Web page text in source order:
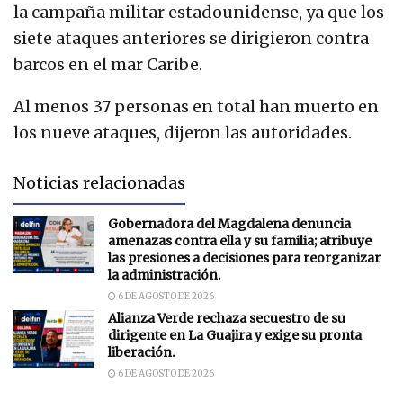
la campaña militar estadounidense, ya que los
siete ataques anteriores se dirigieron contra
barcos en el mar Caribe.
Al menos 37 personas en total han muerto en
los nueve ataques, dijeron las autoridades.
Noticias relacionadas
Gobernadora del Magdalena denuncia
amenazas contra ella y su familia; atribuye
las presiones a decisiones para reorganizar
la administración.
6 DE AGOSTO DE 2026
Alianza Verde rechaza secuestro de su
dirigente en La Guajira y exige su pronta
liberación.
6 DE AGOSTO DE 2026